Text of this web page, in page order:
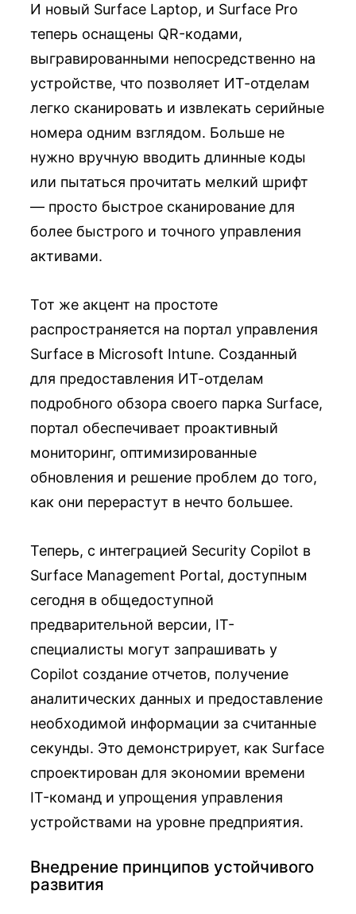
И новый Surface Laptop, и Surface Pro
теперь оснащены QR-кодами,
выгравированными непосредственно на
устройстве, что позволяет ИТ-отделам
легко сканировать и извлекать серийные
номера одним взглядом. Больше не
нужно вручную вводить длинные коды
или пытаться прочитать мелкий шрифт
— просто быстрое сканирование для
более быстрого и точного управления
активами.
Тот же акцент на простоте
распространяется на портал управления
Surface в Microsoft Intune. Созданный
для предоставления ИТ-отделам
подробного обзора своего парка Surface,
портал обеспечивает проактивный
мониторинг, оптимизированные
обновления и решение проблем до того,
как они перерастут в нечто большее.
Теперь, с интеграцией Security Copilot в
Surface Management Portal, доступным
сегодня в общедоступной
предварительной версии, IT-
специалисты могут запрашивать у
Copilot создание отчетов, получение
аналитических данных и предоставление
необходимой информации за считанные
секунды. Это демонстрирует, как Surface
спроектирован для экономии времени
IT-команд и упрощения управления
устройствами на уровне предприятия.
Внедрение принципов устойчивого
развития